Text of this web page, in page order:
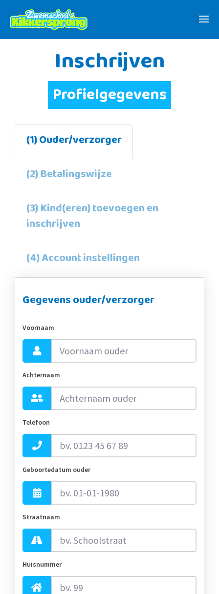
Inschrijven
Profielgegevens
(1) Ouder/verzorger
(2) Betalingswijze
(3) Kind(eren) toevoegen en
inschrijven
(4) Account instellingen
Gegevens ouder/verzorger
Voornaam
Achternaam
Telefoon
Geboortedatum ouder
Straatnaam
Huisnummer